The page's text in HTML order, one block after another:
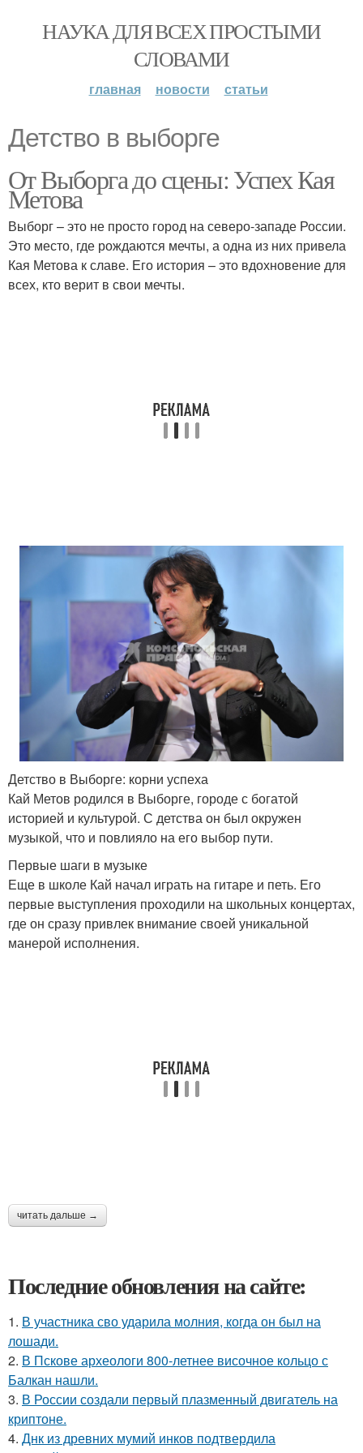
НАУКА ДЛЯ ВСЕХ ПРОСТЫМИ
СЛОВАМИ
главная новости статьи
Детство в выборге
От Выборга до сцены: Успех Кая
Метова
Выборг – это не просто город на северо-западе России.
Это место, где рождаются мечты, а одна из них привела
Кая Метова к славе. Его история – это вдохновение для
всех, кто верит в свои мечты.
Детство в Выборге: корни успеха
Кай Метов родился в Выборге, городе с богатой
историей и культурой. С детства он был окружен
музыкой, что и повлияло на его выбор пути.
Первые шаги в музыке
Еще в школе Кай начал играть на гитаре и петь. Его
первые выступления проходили на школьных концертах,
где он сразу привлек внимание своей уникальной
манерой исполнения.
читать дальше →
Последние обновления на сайте:
1. В участника сво ударила молния, когда он был на
лошади.
2. В Пскове археологи 800-летнее височное кольцо с
Балкан нашли.
3. В России создали первый плазменный двигатель на
криптоне.
4. Днк из древних мумий инков подтвердила